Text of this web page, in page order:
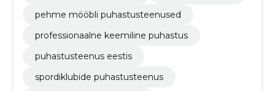
pehme mööbli puhastusteenused
professionaalne keemiline puhastus
puhastusteenus eestis
spordiklubide puhastusteenus